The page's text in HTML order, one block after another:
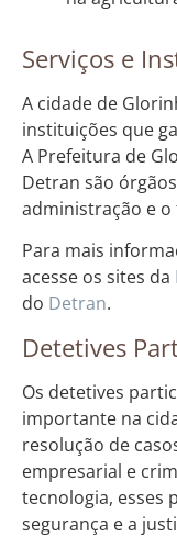
Serviços e
A cidade de
instituições que
A Prefeitura de
Detran são
administração e
Para mais
acesse os sites da
do Detran.
Detetives
Os detetives
importante na
resolução de
empresarial e
tecnologia, esses
segurança e a